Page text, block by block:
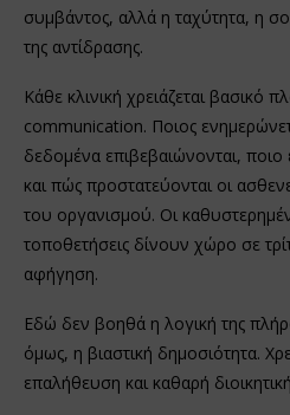
συμβάντος, αλλά η ταχύτητα, η
της αντίδρασης.
Κάθε κλινική χρειάζεται βασικό
communication. Ποιος
δεδομένα επιβεβαιώνονται, ποιο
και πώς προστατεύονται οι
του οργανισμού. Οι
τοποθετήσεις δίνουν χώρο σε
αφήγηση.
Εδώ δεν βοηθά η λογική της
όμως, η βιαστική δημοσιότητα.
επαλήθευση και καθαρή